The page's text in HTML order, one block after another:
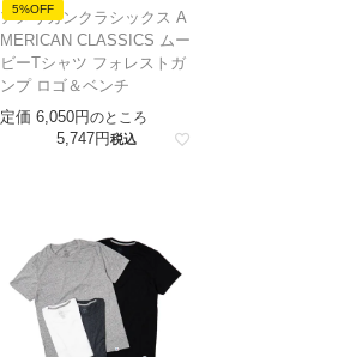
5%OFF
アメリカンクラシックス A
MERICAN CLASSICS ムー
ビーTシャツ フォレストガ
ンプ ロゴ＆ベンチ
定価 6,050 のところ
5,747 税込